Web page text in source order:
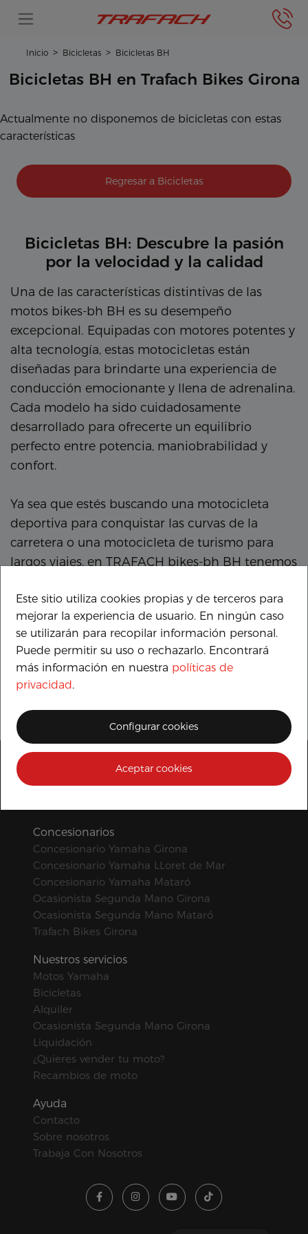
Inicio Bicicletas Bicicletas BH
Bicicletas BH en Trafach Bikes Girona
Actualmente no disponemos de bicicletas con estas
características
Regresar a Bicicletas
Bicicletas BH: Descubre la pasión
por la velocidad y la calidad
Una de las características distintivas de las
motos bikes-bh BH es su desempeño
excepcional. Equipadas con motores potentes y
alta tecnología, estas motocicletas están
diseñadas para brindarte una experiencia de
conducción emocionante y llena de adrenalina.
Cada modelo ha sido cuidadosamente
desarrollado para ofrecerte un equilibrio
perfecto entre potencia, maniobrabilidad y
confort.
Ya sea que estés buscando una motocicleta
deportiva para conquistar las curvas de la
carretera o una motocicleta de turismo para
largos viajes, en TRAFACH bikes-bh BH tenemos
Concesionarios
Concesionario Yamaha Girona
Concesionario Yamaha LLoret de Mar
Concesionario Yamaha Mataró
Ocasionista Segunda Mano Girona
Ocasionista Segunda Mano Mataró
Trafach Bikes Girona
Nuestros servicios
Motos Yamaha
Bicicletas
Alquiler
Ocasionista Segunda Mano Girona
Liquidación
¿Quieres vender tu moto?
Recambios de moto
Ayuda
Contacto
Sobre nosotros
Trabaja Con Nosotros
Este sitio utiliza cookies propias y de terceros para
mejorar la experiencia de usuario. En ningún caso
se utilizarán para recopilar información personal.
Puede permitir su uso o rechazarlo. Encontrará
más información en nuestra políticas de
privacidad.
Configurar cookies
Aceptar cookies